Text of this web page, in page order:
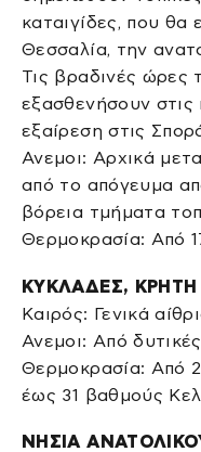
καταιγίδες, που θα
Θεσσαλία, την
Τις βραδινές ώρες
εξασθενήσουν στις
εξαίρεση στις
Ανεμοι: Αρχικά
από το απόγευμα
βόρεια τμήματα
Θερμοκρασία: Από
ΚΥΚΛΑΔΕΣ, ΚΡΗΤΗ
Καιρός: Γενικά
Ανεμοι: Από
Θερμοκρασία: Από
έως 31 βαθμούς
ΝΗΣΙΑ